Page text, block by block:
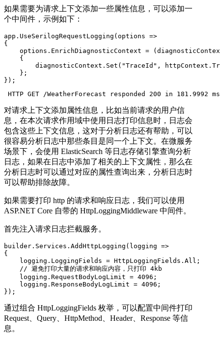
如果需要为请求上下文添加一些属性信息，可以添加一
个中间件，示例如下：
app.UseSerilogRequestLogging(options =>
{
options.EnrichDiagnosticContext =
    {
diagnosticContext.Set("TraceId",
    };
});
HTTP GET /WeatherForecast responded 200 in 181.9992
对请求上下文添加属性信息，比如当前请求的用户信
息，在本次请求作用域中使用日志打印信息时，日志会
包含这些上下文信息，这对于分析日志还有帮助，可以
很容易分析日志中那些条目是同一个上下文。在微服务
场景下，会使用 ElasticSearch 等日志存储引擎查询分析
日志，如果在日志中添加了相关的上下文属性，那么在
分析日志时可以通过对应的属性查询出来，分析日志时
可以帮助排除故障。
如果需要打印 http 的请求和响应日志，我们可以使用
ASP.NET Core 自带的 HttpLoggingMiddleware 中间件。
首先注入请求日志拦截服务。
builder.Services.AddHttpLogging(logging =>
{
    logging.LoggingFields = HttpLoggingFields.All;
    // 避免打印大量的请求和响应内容，只打印 4kb
    logging.RequestBodyLogLimit = 4096;
    logging.ResponseBodyLogLimit = 4096;
});
通过组合 HttpLoggingFields 枚举，可以配置中间件打印
Request、Query、HttpMethod、Header、Response 等信
息。